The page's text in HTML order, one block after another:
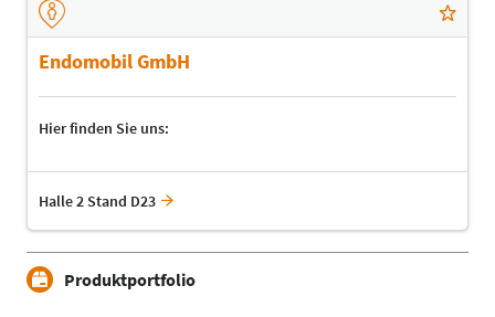
Endomobil GmbH
Hier finden Sie uns:
Halle 2 Stand D23
Produktportfolio